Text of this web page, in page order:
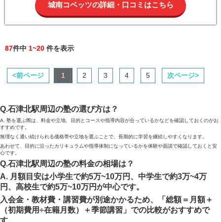
城南コベッツの詳細・口コミはこちら
87件中 1~20 件を表示
<前ページ 1 2 3 4 5 次ページ>
Q.石津北駅周辺の塾の選び方は？
A. 塾を選ぶ際は、料金や立地、目的とコースや指導内容が合っているかなどを確認しておくのがお
すすめです。
無理なく通い続けられる価格帯や立地を選ぶことで、長期的に学習を継続しやすくなります。
あわせて、目的に沿ったカリキュラムや指導体制になっているかを体験や面談で確認しておくと安
心です。
Q.石津北駅周辺の塾の料金の相場は？
A. 月額目安は小学生で約5万~10万円、中学生で約3万~4万
円、高校生で約5万~10万円が中心です。
入会金・教材費・講習費が別途かかるため、「総額＝月額＋
（初期費用÷在籍月数）＋季節講習」での比較がおすすめで